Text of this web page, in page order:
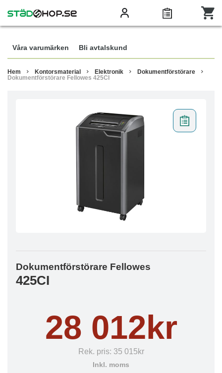
Våra varumärken Bli avtalskund
Hem Kontorsmaterial Elektronik
Dokumentförstörare
Dokumentförstörare Fellowes 425CI
Dokumentförstörare Fellowes
425CI
28 012kr
Rek. pris: 35 015kr
Inkl. moms